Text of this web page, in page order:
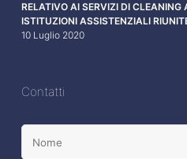
RELATIVO AI SERVIZI DI CLEANING
ISTITUZIONI ASSISTENZIALI
10 Luglio 2020
Contatti